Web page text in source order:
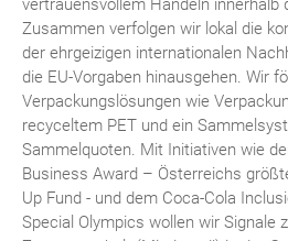
vertrauensvollem Handeln innerhalb
Zusammen verfolgen wir lokal die
der ehrgeizigen internationalen
die EU-Vorgaben hinausgehen. Wir
Verpackungslösungen wie
recyceltem PET und ein
Sammelquoten. Mit Initiativen wie
Business Award – Österreichs
Up Fund - und dem Coca-Cola
Special Olympics wollen wir Signale